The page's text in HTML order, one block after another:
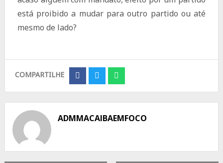
está proibido a mudar para outro partido ou até
mesmo de lado?
COMPARTILHE
Share
Facebook
Share
TwitterWhatsapp
ADMMACAIBAEMFOCO